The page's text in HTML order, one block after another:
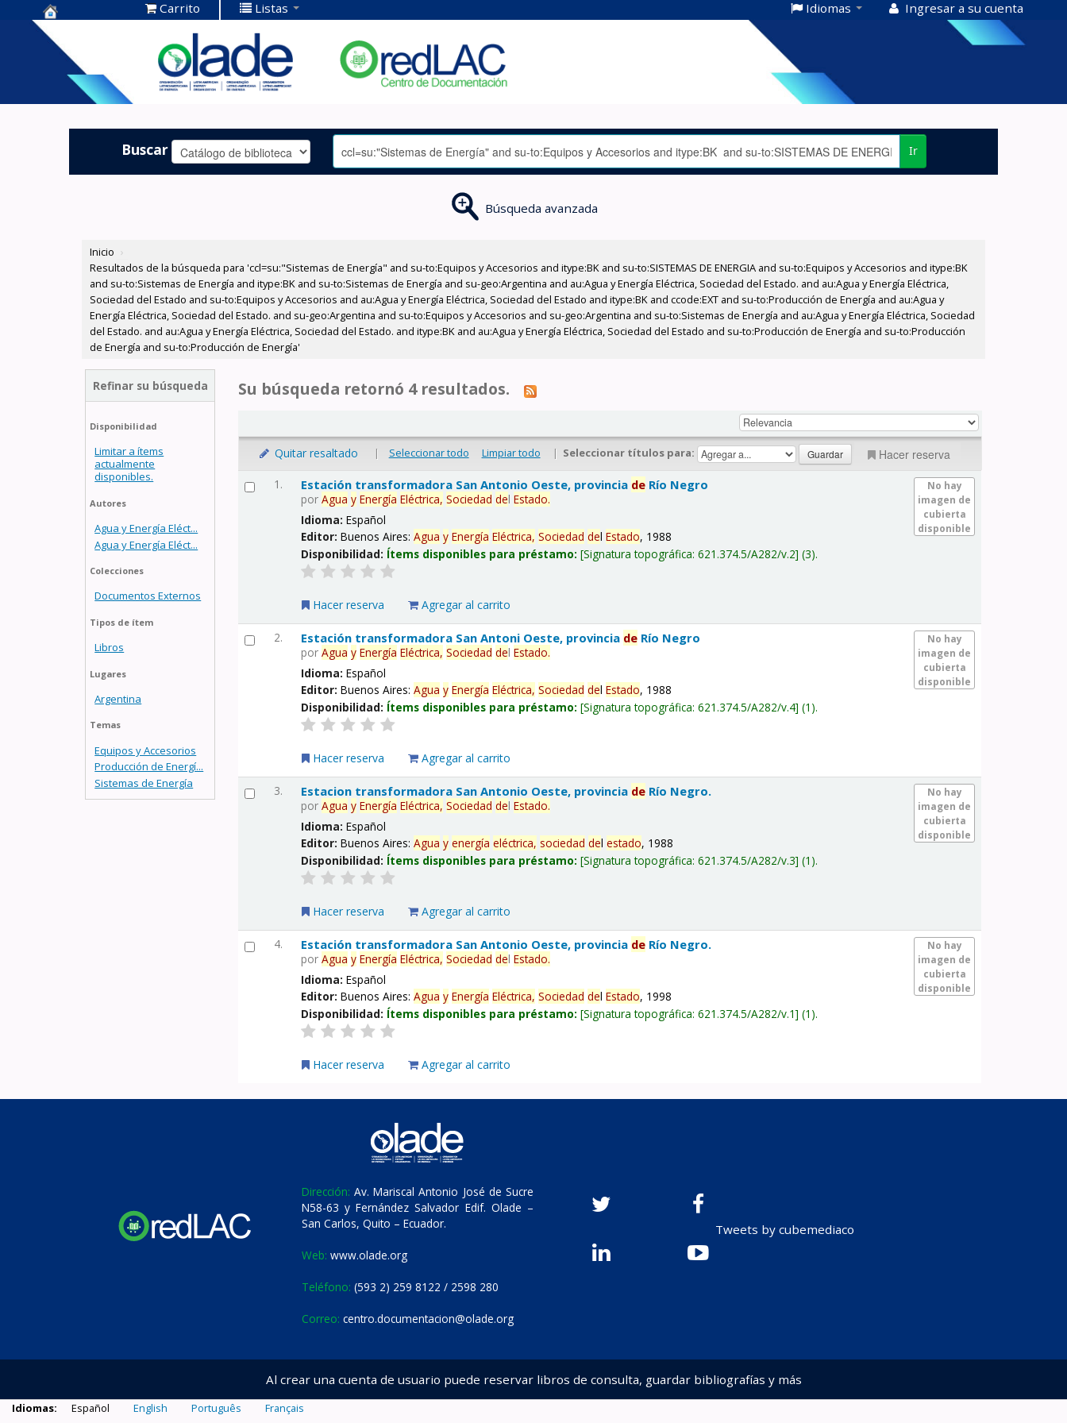
Centro de
Documentación
OLADE -
Carrito Listas Idiomas Ingresar a su cuenta
Buscar Ir
Búsqueda avanzada
Inicio ›
Resultados de la búsqueda para 'ccl=su:"Sistemas de Energía" and su-to:Equipos y Accesorios and itype:BK and su-to:SISTEMAS DE ENERGIA and su-to:Equipos y Accesorios and itype:BK
and su-to:Sistemas de Energía and itype:BK and su-to:Sistemas de Energía and su-geo:Argentina and au:Agua y Energía Eléctrica, Sociedad del Estado. and au:Agua y Energía Eléctrica,
Sociedad del Estado and su-to:Equipos y Accesorios and au:Agua y Energía Eléctrica, Sociedad del Estado and itype:BK and ccode:EXT and su-to:Producción de Energía and au:Agua y
Energía Eléctrica, Sociedad del Estado. and su-geo:Argentina and su-to:Equipos y Accesorios and su-geo:Argentina and su-to:Sistemas de Energía and au:Agua y Energía Eléctrica, Sociedad
del Estado. and au:Agua y Energía Eléctrica, Sociedad del Estado. and itype:BK and au:Agua y Energía Eléctrica, Sociedad del Estado and su-to:Producción de Energía and su-to:Producción
de Energía and su-to:Producción de Energía'
Refinar su búsqueda
Disponibilidad
Limitar a ítems
actualmente
disponibles.
Autores
Agua y Energía Eléct...
Agua y Energía Eléct...
Colecciones
Documentos Externos
Tipos de ítem
Libros
Lugares
Argentina
Temas
Equipos y Accesorios
Producción de Energí...
Sistemas de Energía
Su búsqueda retornó 4 resultados.
Quitar resaltado | Seleccionar todo Limpiar todo | Seleccionar títulos para: Hacer reserva
1.
No hay
imagen de
cubierta
disponible
Estación transformadora San Antonio Oeste, provincia de Río Negro
porAgua y Energía Eléctrica, Sociedad delEstado.
Idioma:Español
Editor:Buenos Aires:Agua y Energía Eléctrica, Sociedad delEstado, 1988
Disponibilidad: Ítems disponibles para préstamo: Signatura topográfica:621.374.5/A282/v.2 (3).
Hacer reserva Agregar al carrito
2.
No hay
imagen de
cubierta
disponible
Estación transformadora San Antoni Oeste, provincia de Río Negro
porAgua y Energía Eléctrica, Sociedad delEstado.
Idioma:Español
Editor:Buenos Aires:Agua y Energía Eléctrica, Sociedad delEstado, 1988
Disponibilidad: Ítems disponibles para préstamo: Signatura topográfica:621.374.5/A282/v.4 (1).
Hacer reserva Agregar al carrito
3.
No hay
imagen de
cubierta
disponible
Estacion transformadora San Antonio Oeste, provincia de Río Negro.
porAgua y Energía Eléctrica, Sociedad delEstado.
Idioma:Español
Editor:Buenos Aires:Agua y energía eléctrica, sociedad delestado, 1988
Disponibilidad: Ítems disponibles para préstamo: Signatura topográfica:621.374.5/A282/v.3 (1).
Hacer reserva Agregar al carrito
4.
No hay
imagen de
cubierta
disponible
Estación transformadora San Antonio Oeste, provincia de Río Negro.
porAgua y Energía Eléctrica, Sociedad delEstado.
Idioma:Español
Editor:Buenos Aires:Agua y Energía Eléctrica, Sociedad delEstado, 1998
Disponibilidad: Ítems disponibles para préstamo: Signatura topográfica:621.374.5/A282/v.1 (1).
Hacer reserva Agregar al carrito
Dirección: Av. Mariscal Antonio José de Sucre
N58-63 y Fernández Salvador Edif. Olade –
San Carlos, Quito – Ecuador.
Web: www.olade.org
Teléfono: (593 2) 259 8122 / 2598 280
Correo: centro.documentacion@olade.org
Tweets by cubemediaco
Al crear una cuenta de usuario puede reservar libros de consulta, guardar bibliografías y más
Idiomas: Español English Português Français